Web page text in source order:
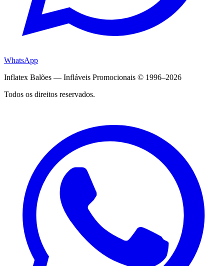
WhatsApp
Inflatex Balões — Infláveis Promocionais © 1996–2026
Todos os direitos reservados.